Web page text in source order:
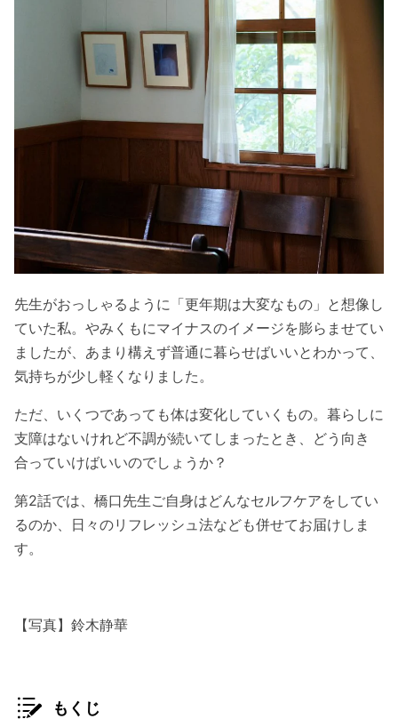
先生がおっしゃるように「更年期は大変なもの」と想像し
ていた私。やみくもにマイナスのイメージを膨らませてい
ましたが、あまり構えず普通に暮らせばいいとわかって、
気持ちが少し軽くなりました。
ただ、いくつであっても体は変化していくもの。暮らしに
支障はないけれど不調が続いてしまったとき、どう向き
合っていけばいいのでしょうか？
第2話では、橋口先生ご自身はどんなセルフケアをしてい
るのか、日々のリフレッシュ法なども併せてお届けしま
す。
【写真】鈴木静華
もくじ